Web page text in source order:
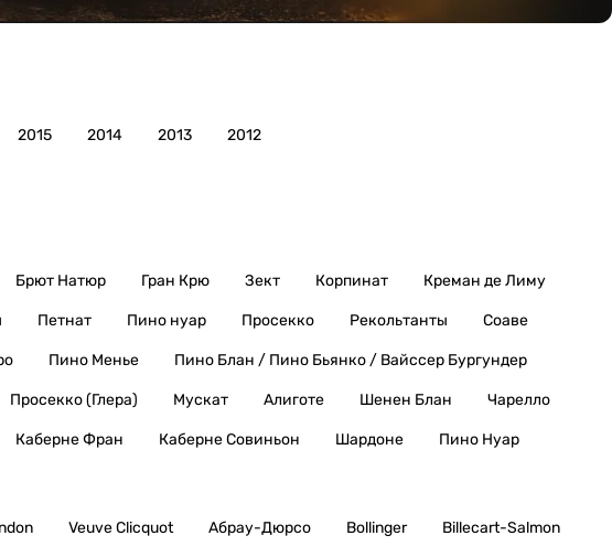
2015 2014 2013 2012
Брют Натюр Гран Крю Зект Корпинат Креман де Лиму
Петнат Пино нуар Просекко Рекольтанты Соаве
Пино Менье Пино Блан / Пино Бьянко / Вайссер Бургундер
Просекко (Глера) Мускат Алиготе Шенен Блан Чарелло
Каберне Фран Каберне Совиньон Шардоне Пино Нуар
Veuve Clicquot Абрау-Дюрсо Bollinger Billecart-Salmon